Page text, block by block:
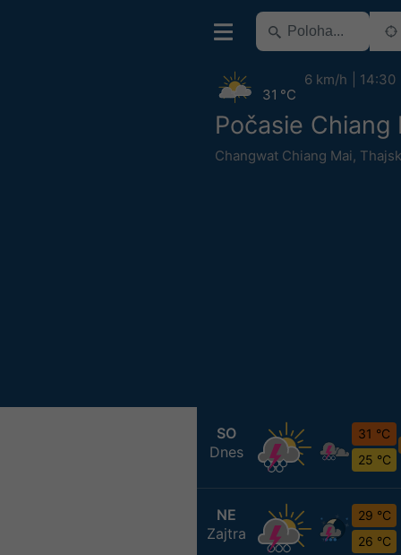
Počasie Chiang
Changwat Chiang Mai,
31 °C
6 km/h 14:30
SO
Dnes
31 °C
25 °C
NE
Zajtra
29 °C
26 °C